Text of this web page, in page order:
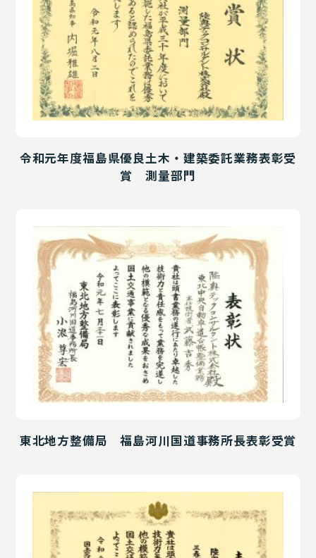
令和元年度福島県優良土木・建築委託業務表彰受
賞 測量部門
東北地方整備局 福島河川国道事務所長表彰受賞